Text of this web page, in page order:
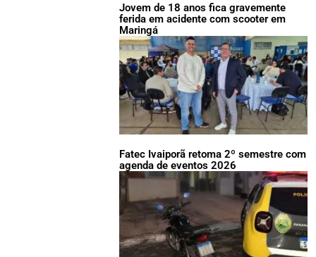
Jovem de 18 anos fica gravemente
ferida em acidente com scooter em
Maringá
Fatec Ivaiporã retoma 2º semestre com
agenda de eventos 2026